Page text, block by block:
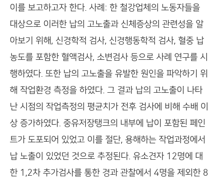
이를 보고하고자 한다. 사례: 한 철강업체의 노동자들을
대상으로 이러한 납의 고노출과 신체증상의 관련성을 알
아보기 위해, 신경학적 검사, 신경행동학적 검사, 혈중 납
농도를 포함한 혈액검사, 소변검사 등으로 사례 연구를 시
행하였다. 또한 납의 고노출을 유발한 원인을 파악하기 위
해 작업환경 측정을 하였다. 그 결과 납의 고노출이 나타
난 시점의 작업측정의 평균치가 전후 검사에 비해 수배 이
상 증가하였다. 중유저장탱크의 내부에 납이 포함된 페인
트가 도포되어 있었고 이를 절단, 용해하는 작업과정에서
납 노출이 있었던 것으로 추정된다. 유소견자 12명에 대
한 1,2차 추가검사를 통한 경과 관찰에서 4명을 제외한 8